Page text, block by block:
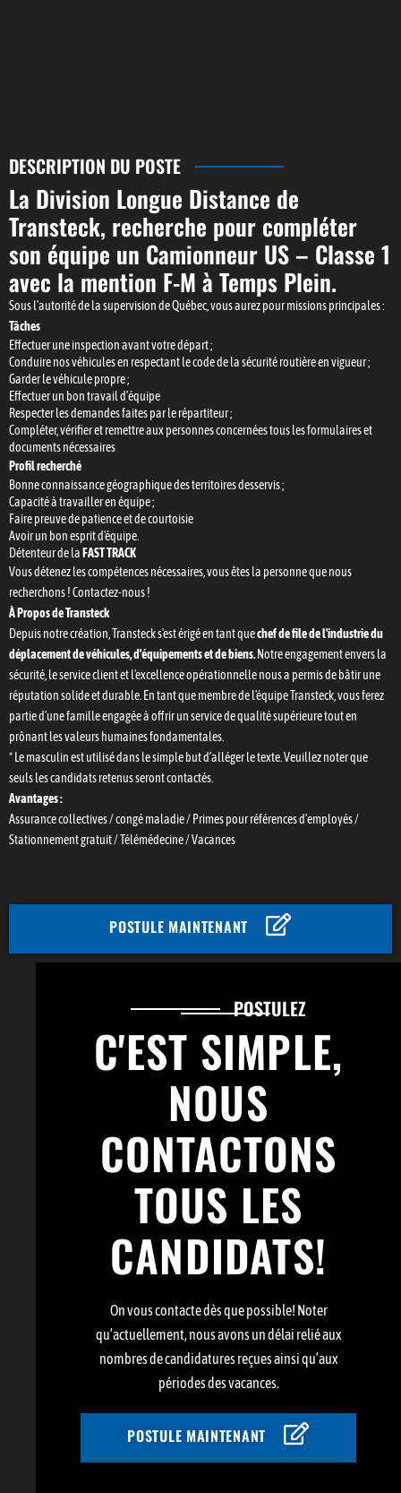
DESCRIPTION DU POSTE
La Division Longue Distance de
Transteck, recherche pour compléter
son équipe un Camionneur US – Classe 1
avec la mention F-M à Temps Plein.
Sous l'autorité de la supervision de Québec, vous aurez pour missions principales :
Tâches
Effectuer une inspection avant votre départ ;
Conduire nos véhicules en respectant le code de la sécurité routière en vigueur ;
Garder le véhicule propre ;
Effectuer un bon travail d’équipe
Respecter les demandes faites par le répartiteur ;
Compléter, vérifier et remettre aux personnes concernées tous les formulaires et
documents nécessaires
Profil recherché
Bonne connaissance géographique des territoires desservis ;
Capacité à travailler en équipe ;
Faire preuve de patience et de courtoisie
Avoir un bon esprit d'équipe.
Détenteur de la FAST TRACK
Vous détenez les compétences nécessaires, vous êtes la personne que nous
recherchons ! Contactez-nous !
À Propos de Transteck
Depuis notre création, Transteck s'est érigé en tant quechef de file de l'industrie du
déplacement de véhicules, d’équipements et de biens.Notre engagement envers la
sécurité, le service client et l'excellence opérationnelle nous a permis de bâtir une
réputation solide et durable. En tant que membre de l'équipe Transteck, vous ferez
partie d'une famille engagée à offrir un service de qualité supérieure tout en
prônant les valeurs humaines fondamentales.
* Le masculin est utilisé dans le simple but d’alléger le texte. Veuillez noter que
seuls les candidats retenus seront contactés.
Avantages :
Assurance collectives / congé maladie / Primes pour références d’employés /
Stationnement gratuit / Télémédecine / Vacances
POSTULE MAINTENANT
POSTULEZ
C'EST SIMPLE,
NOUS
CONTACTONS
TOUS LES
CANDIDATS!
On vous contacte dès que possible! Noter
qu’actuellement, nous avons un délai relié aux
nombres de candidatures reçues ainsi qu’aux
périodes des vacances.
POSTULE MAINTENANT